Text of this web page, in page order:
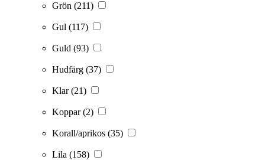
Grön (211)
Gul (117)
Guld (93)
Hudfärg (37)
Klar(21)
Koppar(2)
Korall/aprikos (35)
Lila (158)